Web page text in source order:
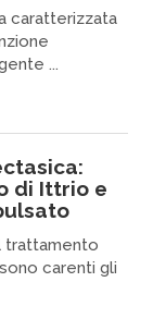
caratterizzata
...
di Ittrio e
trattamento
carenti gli